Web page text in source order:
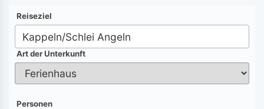
Reiseziel
Art der Unterkunft
Personen